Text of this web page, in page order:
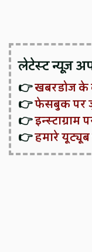
लेटेस्ट न्यूज़
👉खबरडोज के
👉फेसबुक पर
👉
👉हमारे